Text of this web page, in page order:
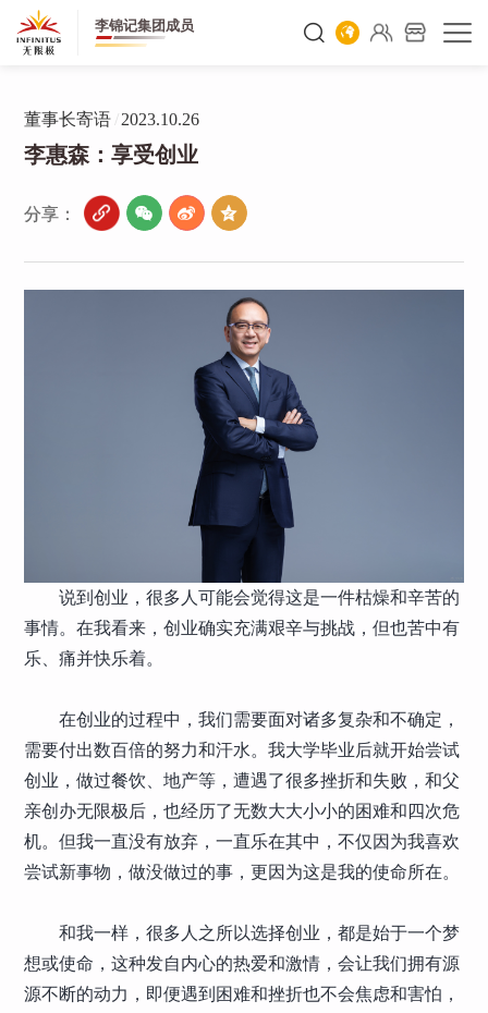
李锦记集团成员
董事长寄语 /2023.10.26
李惠森：享受创业
分享：
说到创业，很多人可能会觉得这是一件枯燥和辛苦的
事情。在我看来，创业确实充满艰辛与挑战，但也苦中有
乐、痛并快乐着。
在创业的过程中，我们需要面对诸多复杂和不确定，
需要付出数百倍的努力和汗水。我大学毕业后就开始尝试
创业，做过餐饮、地产等，遭遇了很多挫折和失败，和父
亲创办无限极后，也经历了无数大大小小的困难和四次危
机。但我一直没有放弃，一直乐在其中，不仅因为我喜欢
尝试新事物，做没做过的事，更因为这是我的使命所在。
和我一样，很多人之所以选择创业，都是始于一个梦
想或使命，这种发自内心的热爱和激情，会让我们拥有源
源不断的动力，即便遇到困难和挫折也不会焦虑和害怕，